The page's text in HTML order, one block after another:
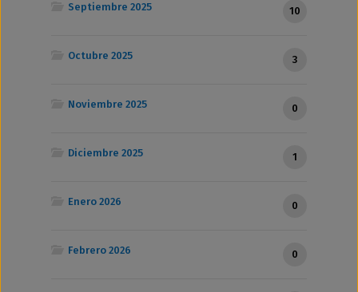
Septiembre 2025 10
Octubre 2025 3
Noviembre 2025 0
Diciembre 2025 1
Enero 2026 0
Febrero 2026 0